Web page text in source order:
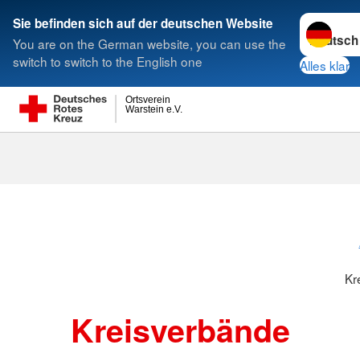
Sie befinden sich auf der deutschen Website
You are on the German website, you can use the
switch to switch to the English one
Sprache
Alles klar
Warstein e.V.
Ortsverein
Suche
Kreisverbände